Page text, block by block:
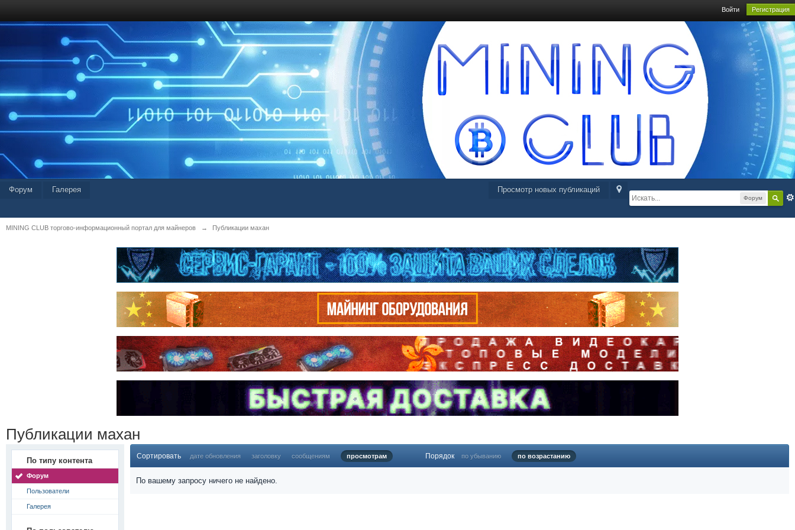
Войти Регистрация
Форум
Просмотр новых публикаций
Форум Галерея
MINING CLUB торгово-информационный портал для майнеров → Публикации махан
Публикации махан
По типу контента
Форум
Пользователи
Галерея
Сортировать дате обновления заголовку сообщениям просмотрам Порядок по убыванию по возрастанию
По вашему запросу ничего не найдено.